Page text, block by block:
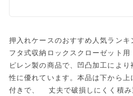
押入れケースのおすすめ人気ラン
フタ式収納ロックスクローゼッ
ピレン製の商品で、凹凸加工によ
性に優れています。本品は下から上
付きで、 丈夫で破損しにくく積み